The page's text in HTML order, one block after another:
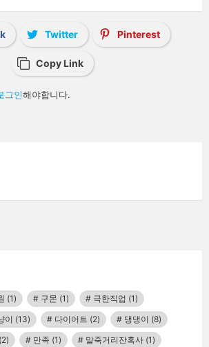
Twitter Pinterest
Copy Link
그인해야합니다.
(1) 구몬 (1) 극한직업 (1)
이 (13) 다이어트 (2) 댕댕이 (8)
(2) 만족 (1) 말죽거리잔혹사 (1)